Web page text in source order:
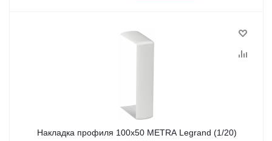
Накладка профиля 100х50 METRA Legrand (1/20)